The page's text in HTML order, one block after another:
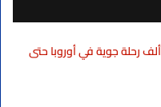
لوفتهانزا تلغي 20 ألف رحلة جوية في أوروبا حتى